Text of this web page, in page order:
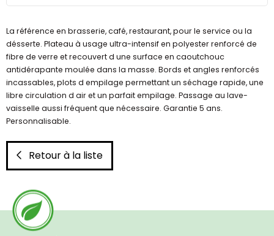
La référence en brasserie, café, restaurant, pour le service ou la
désserte. Plateau à usage ultra-intensif en polyester renforcé de
fibre de verre et recouvert d une surface en caoutchouc
antidérapante moulée dans la masse. Bords et angles renforcés
incassables, plots d empilage permettant un séchage rapide, une
libre circulation d air et un parfait empilage. Passage au lave-
vaisselle aussi fréquent que nécessaire. Garantie 5 ans.
Personnalisable.
Retour à la liste